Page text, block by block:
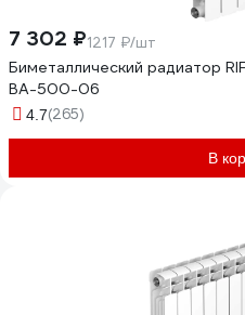
7 302 ₽1217 ₽/шт
Биметаллический радиатор RIFAR BASE 500 06 секц.
BA-500-06
4.7(265)
В